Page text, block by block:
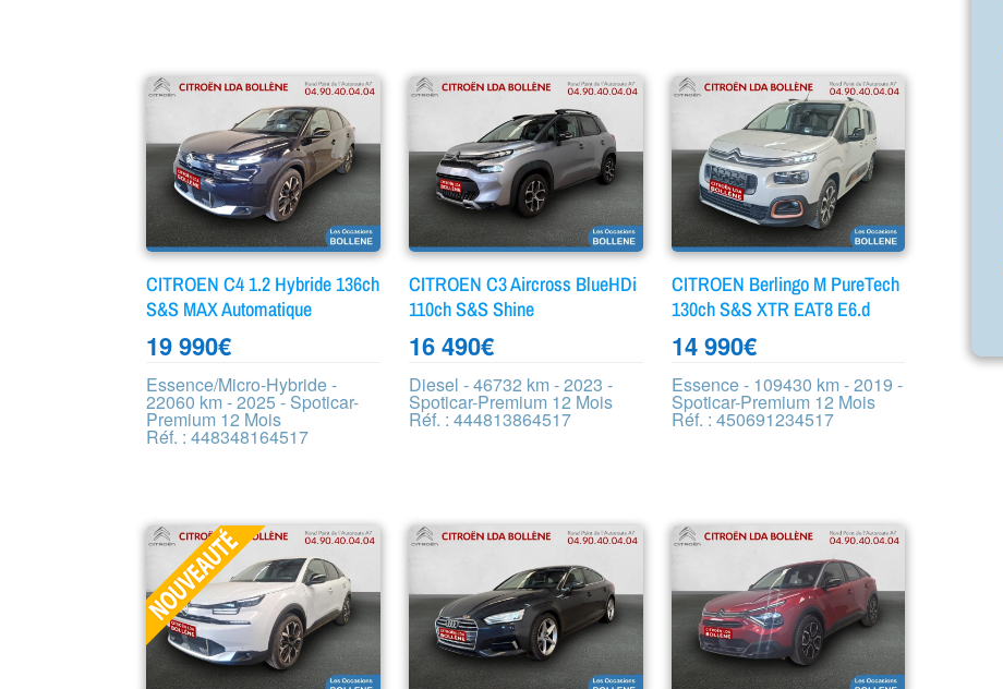
CITROEN C4 1.2 Hybride 136ch
S&S MAX Automatique
19 990€
Essence/Micro-Hybride -
22060 km - 2025 - Spoticar-
Premium 12 Mois
Réf. : 448348164517
CITROEN C3 Aircross BlueHDi
110ch S&S Shine
16 490€
Diesel - 46732 km - 2023 -
Spoticar-Premium 12 Mois
Réf. : 444813864517
CITROEN Berlingo M PureTech
130ch S&S XTR EAT8 E6.d
14 990€
Essence - 109430 km - 2019 -
Spoticar-Premium 12 Mois
Réf. : 450691234517